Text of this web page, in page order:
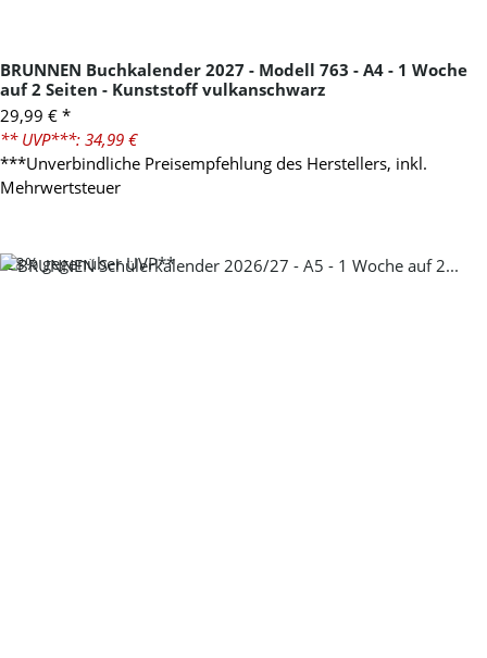
BRUNNEN Buchkalender 2027 - Modell 763 - A4 - 1 Woche
auf 2 Seiten - Kunststoff vulkanschwarz
29,99 € *
** UVP***: 34,99 €
***Unverbindliche Preisempfehlung des Herstellers, inkl.
Mehrwertsteuer
-28%gegenüber UVP**